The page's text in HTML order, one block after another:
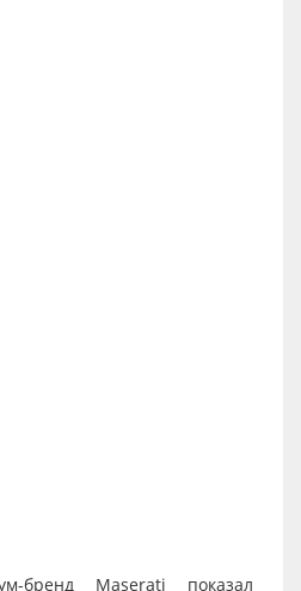
бренд Maserati показал